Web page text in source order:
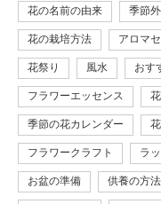
花の名前の由来 季節
花の栽培方法 アロマ
花祭り 風水 おす
フラワーエッセンス
季節の花カレンダー
フラワークラフト ラ
お盆の準備 供養の方法